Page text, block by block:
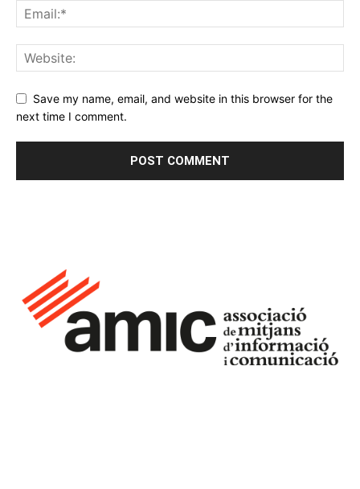
Save my name, email, and website in this browser for the
next time I comment.